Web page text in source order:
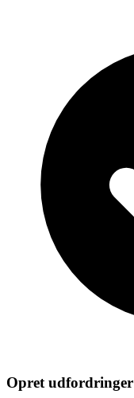
Opret udfordringer